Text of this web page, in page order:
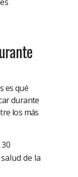
es qué
durante
los más
de la